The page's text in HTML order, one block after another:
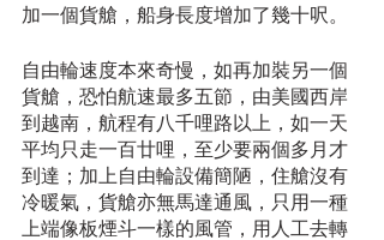
加一個貨艙，船身長度增加了幾十呎。
自由輪速度本來奇慢，如再加裝另一個
貨艙，恐怕航速最多五節，由美國西岸
到越南，航程有八千哩路以上，如一天
平均只走一百廿哩，至少要兩個多月才
到達；加上自由輪設備簡陋，住艙沒有
冷暖氣，貨艙亦無馬達通風，只用一種
上端像板煙斗一樣的風管，用人工去轉